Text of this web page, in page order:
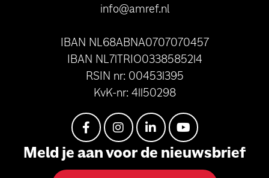
info@amref.nl
IBAN NL68ABNA0707070457
IBAN NL71TRIO0338585214
RSIN nr: 004531395
KvK-nr: 41150298
Meld je aan voor de nieuwsbrief